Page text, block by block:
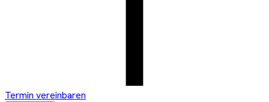
Termin vereinbaren